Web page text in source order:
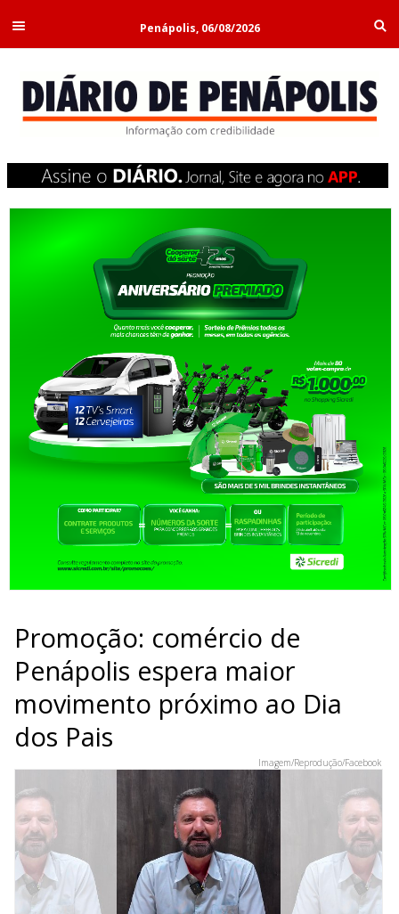
Penápolis, 06/08/2026
Promoção: comércio de
Penápolis espera maior
movimento próximo ao Dia
dos Pais
Imagem/Reprodução/Facebook